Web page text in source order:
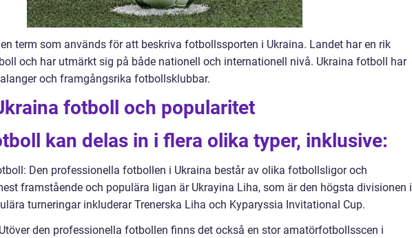
term som används för att beskriva fotbollssporten i Ukraina. Landet har en rik
och har utmärkt sig på både nationell och internationell nivå. Ukraina fotboll har
och framgångsrika fotbollsklubbar.
fotboll och popularitet
kan delas in i flera olika typer, inklusive:
Den professionella fotbollen i Ukraina består av olika fotbollsligor och
framstående och populära ligan är Ukrayina Liha, som är den högsta divisionen i
turneringar inkluderar Trenerska Liha och Kyparyssia Invitational Cup.
den professionella fotbollen finns det också en stor amatörfotbollsscen i